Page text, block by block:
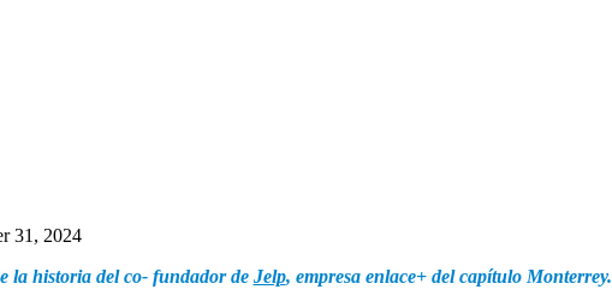
Skip
content
31, 2024
la historia del co- fundador de Jelp, empresa enlace+ del capítulo Monterrey.